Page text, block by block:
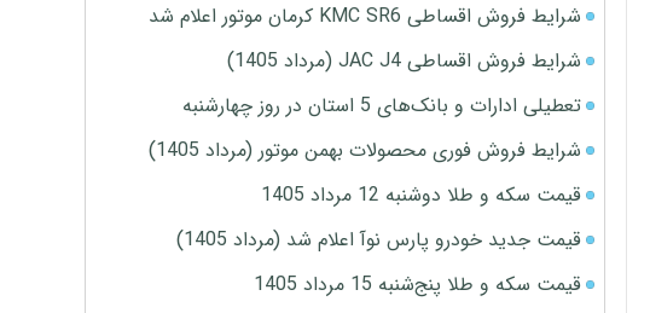
شرایط فروش اقساطی KMC SR6 کرمان موتور اعلام شد
شرایط فروش اقساطی JAC J4 (مرداد 1405)
تعطیلی ادارات و بانک‌های 5 استان در روز چهارشنبه
شرایط فروش فوری محصولات بهمن موتور (مرداد 1405)
قیمت سکه و طلا دوشنبه 12 مرداد 1405
قیمت جدید خودرو پارس نوآ اعلام شد (مرداد 1405)
قیمت سکه و طلا پنج‌شنبه 15 مرداد 1405